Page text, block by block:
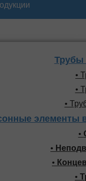
Трубы
•
•
•
элементы
•
•
•
•